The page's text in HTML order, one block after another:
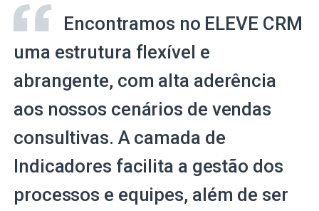
Encontramos no ELEVE CRM
uma estrutura flexível e
abrangente, com alta aderência
aos nossos cenários de vendas
consultivas. A camada de
Indicadores facilita a gestão dos
processos e equipes, além de ser